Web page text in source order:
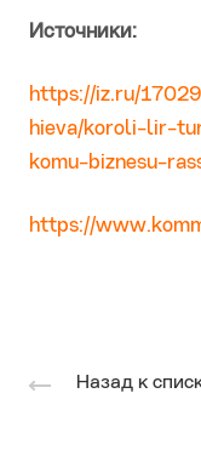
Источники:
https://iz.ru/
hieva/koroli-lir-
komu-biznesu-
https://
Назад к